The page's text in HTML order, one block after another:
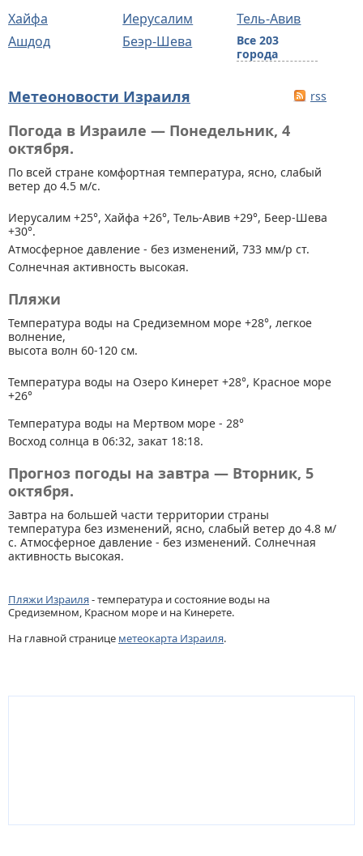
Хайфа Иерусалим
Тель-Авив
Ашдод
Беэр-Шева
Все 203
города
Метеоновости Израиля rss
Погода в Израиле — Понедельник, 4
октября.
По всей стране комфортная температура, ясно, слабый
ветер до 4.5 м/с.
Иерусалим +25°, Хайфа +26°, Тель-Авив +29°, Беер-Шева
+30°.
Атмосферное давление - без изменений, 733 мм/р ст.
Солнечная активность высокая.
Пляжи
Температура воды на Средиземном море +28°, легкое
волнение,
высота волн 60-120 см.
Температура воды на Озеро Кинерет +28°, Красное море
+26°
Температура воды на Мертвом море - 28°
Восход солнца в 06:32, закат 18:18.
Прогноз погоды на завтра — Вторник, 5
октября.
Завтра на большей части территории страны
температура без изменений, ясно, слабый ветер до 4.8 м/
с. Атмосферное давление - без изменений. Солнечная
активность высокая.
Пляжи Израиля- температура и состояние воды на
Средиземном, Красном море и на Кинерете.
На главной странице метеокарта Израиля.